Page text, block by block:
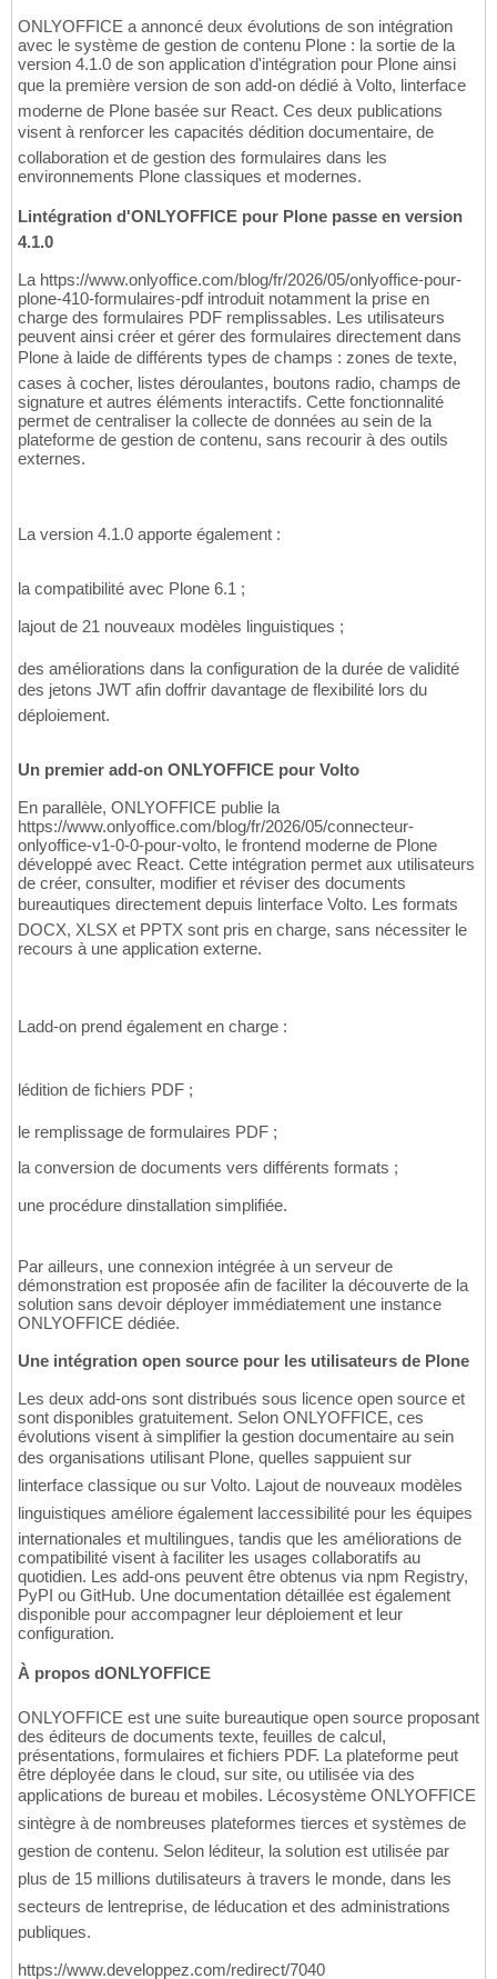
ONLYOFFICE a annoncé deux évolutions de son intégration
avec le système de gestion de contenu Plone : la sortie de la
version 4.1.0 de son application d'intégration pour Plone ainsi
que la première version de son add-on dédié à Volto, linterface
moderne de Plone basée sur React. Ces deux publications
visent à renforcer les capacités dédition documentaire, de
collaboration et de gestion des formulaires dans les
environnements Plone classiques et modernes.
Lintégration d'ONLYOFFICE pour Plone passe en version
4.1.0
La https://www.onlyoffice.com/blog/fr/2026/05/onlyoffice-pour-
plone-410-formulaires-pdf introduit notamment la prise en
charge des formulaires PDF remplissables. Les utilisateurs
peuvent ainsi créer et gérer des formulaires directement dans
Plone à laide de différents types de champs : zones de texte,
cases à cocher, listes déroulantes, boutons radio, champs de
signature et autres éléments interactifs. Cette fonctionnalité
permet de centraliser la collecte de données au sein de la
plateforme de gestion de contenu, sans recourir à des outils
externes.
La version 4.1.0 apporte également :
la compatibilité avec Plone 6.1 ;
lajout de 21 nouveaux modèles linguistiques ;
des améliorations dans la configuration de la durée de validité
des jetons JWT afin doffrir davantage de flexibilité lors du
déploiement.
Un premier add-on ONLYOFFICE pour Volto
En parallèle, ONLYOFFICE publie la
https://www.onlyoffice.com/blog/fr/2026/05/connecteur-
onlyoffice-v1-0-0-pour-volto, le frontend moderne de Plone
développé avec React. Cette intégration permet aux utilisateurs
de créer, consulter, modifier et réviser des documents
bureautiques directement depuis linterface Volto. Les formats
DOCX, XLSX et PPTX sont pris en charge, sans nécessiter le
recours à une application externe.
Ladd-on prend également en charge :
lédition de fichiers PDF ;
le remplissage de formulaires PDF ;
la conversion de documents vers différents formats ;
une procédure dinstallation simplifiée.
Par ailleurs, une connexion intégrée à un serveur de
démonstration est proposée afin de faciliter la découverte de la
solution sans devoir déployer immédiatement une instance
ONLYOFFICE dédiée.
Une intégration open source pour les utilisateurs de Plone
Les deux add-ons sont distribués sous licence open source et
sont disponibles gratuitement. Selon ONLYOFFICE, ces
évolutions visent à simplifier la gestion documentaire au sein
des organisations utilisant Plone, quelles sappuient sur
linterface classique ou sur Volto. Lajout de nouveaux modèles
linguistiques améliore également laccessibilité pour les équipes
internationales et multilingues, tandis que les améliorations de
compatibilité visent à faciliter les usages collaboratifs au
quotidien. Les add-ons peuvent être obtenus via npm Registry,
PyPI ou GitHub. Une documentation détaillée est également
disponible pour accompagner leur déploiement et leur
configuration.
À propos dONLYOFFICE
ONLYOFFICE est une suite bureautique open source proposant
des éditeurs de documents texte, feuilles de calcul,
présentations, formulaires et fichiers PDF. La plateforme peut
être déployée dans le cloud, sur site, ou utilisée via des
applications de bureau et mobiles. Lécosystème ONLYOFFICE
sintègre à de nombreuses plateformes tierces et systèmes de
gestion de contenu. Selon léditeur, la solution est utilisée par
plus de 15 millions dutilisateurs à travers le monde, dans les
secteurs de lentreprise, de léducation et des administrations
publiques.
https://www.developpez.com/redirect/7040